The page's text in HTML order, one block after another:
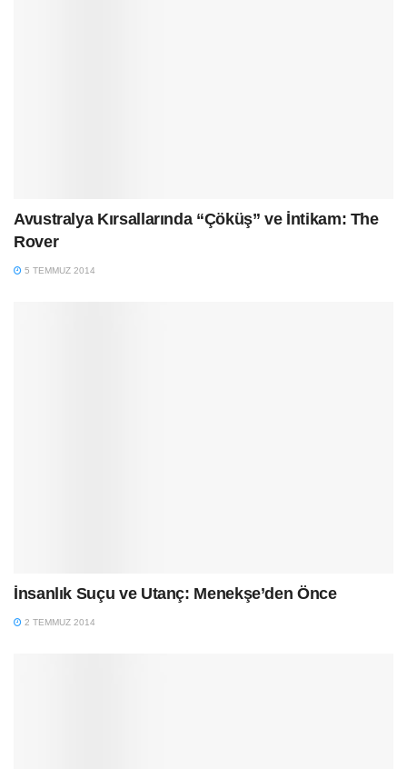
Avustralya Kırsallarında “Çöküş” ve İntikam: The
Rover
5 TEMMUZ 2014
İnsanlık Suçu ve Utanç: Menekşe’den Önce
2 TEMMUZ 2014